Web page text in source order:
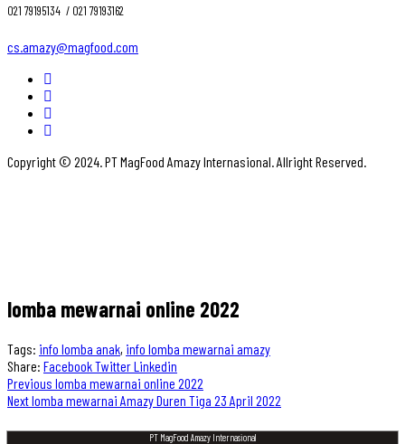
021 79195134 ‎ / 021 79193162
cs.amazy@magfood.com
Copyright © 2024. PT MagFood Amazy Internasional. Allright Reserved.
lomba mewarnai online 2022
Tags: info lomba anak, info lomba mewarnai amazy
Share: FacebookTwitterLinkedin
Post
navigation
Previous lomba mewarnai online 2022
Nextlomba mewarnai Amazy Duren Tiga 23 April 2022
PT MagFood Amazy Internasional